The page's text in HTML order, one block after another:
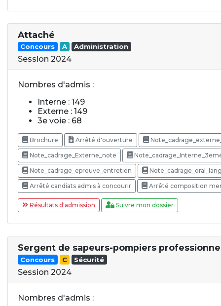
Attaché
Concours A Administration
Session 2024
Nombres d'admis :
Interne : 149
Externe : 149
3e voie : 68
Brochure Arrêté d'ouverture
Note_cadrage_Externe_note
Note_cadrage_epreuve_entretien
Arrêté candiats admis à concourir Arrêté composition
Résultats d'admission Suivre mon dossier
Sergent de sapeurs-pompiers
Concours C Sécurité
Session 2024
Nombres d'admis :